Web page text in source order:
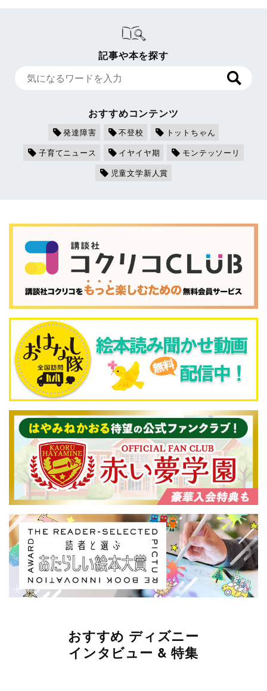
記事や本を探す
おすすめコンテンツ
発達障害 不登校
トットちゃん
子育てニュース
イヤイヤ期
モンテッソーリ
児童文学新人賞
おすすめ ディズニー
インタビュー & 特集